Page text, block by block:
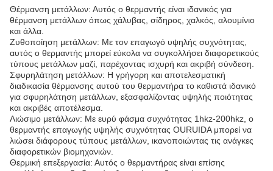
Θέρμανση μετάλλων: Αυτός ο θερμαντής είναι ιδανικός για
θέρμανση μετάλλων όπως χάλυβας, σίδηρος, χαλκός, αλουμίνιο
και άλλα.
Ζυθοποίηση μετάλλων: Με τον επαγωγό υψηλής συχνότητας,
αυτός ο θερμαντής μπορεί εύκολα να συγκολλήσει διαφορετικούς
τύπους μετάλλων μαζί, παρέχοντας ισχυρή και ακριβή σύνδεση.
Σφυρηλάτηση μετάλλων: Η γρήγορη και αποτελεσματική
διαδικασία θέρμανσης αυτού του θερμαντήρα το καθιστά ιδανικό
για σφυρηλάτηση μετάλλων, εξασφαλίζοντας υψηλής ποιότητας
και ακριβές αποτέλεσμα.
Λιώσιμο μετάλλων: Με ευρύ φάσμα συχνότητας 1hkz-200hkz, ο
θερμαντής επαγωγής υψηλής συχνότητας OURUIDA μπορεί να
λιώσει διάφορους τύπους μετάλλων, ικανοποιώντας τις ανάγκες
διαφορετικών βιομηχανιών.
Θερμική επεξεργασία: Αυτός ο θερμαντήρας είναι επίσης